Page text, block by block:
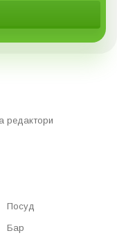
редактори
Посуд
Бар